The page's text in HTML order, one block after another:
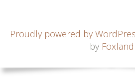
FOOTER
Proudly powered by
by Foxland